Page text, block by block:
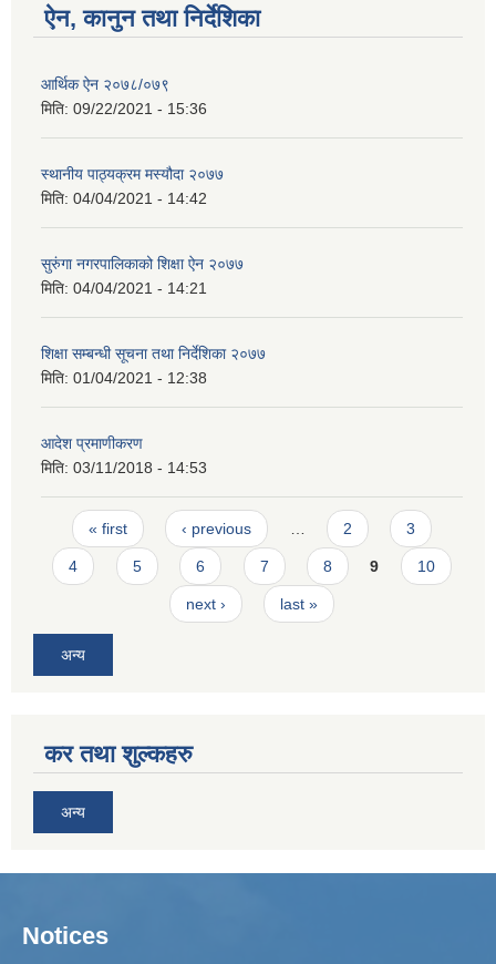
ऐन, कानुन तथा निर्देशिका
आर्थिक ऐन २०७८/०७९
मिति: 09/22/2021 - 15:36
स्थानीय पाठ्यक्रम मस्यौदा २०७७
मिति: 04/04/2021 - 14:42
सुरुंगा नगरपालिकाको शिक्षा ऐन २०७७
मिति: 04/04/2021 - 14:21
शिक्षा सम्बन्धी सूचना तथा निर्देशिका २०७७
मिति: 01/04/2021 - 12:38
आदेश प्रमाणीकरण
मिति: 03/11/2018 - 14:53
Pages
« first ‹ previous 2 3
4 5 6 7 8 9 10
next › last »
अन्य
कर तथा शुल्कहरु
अन्य
Notices